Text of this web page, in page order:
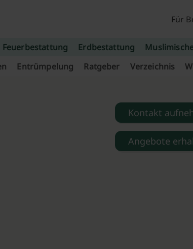
Für
Feuerbestattung Erdbestattung
Entrümpelung Ratgeber Verzeichnis
Kontakt
Angebote